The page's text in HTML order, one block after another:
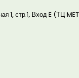
1, стр.1, Вход E (ТЦ